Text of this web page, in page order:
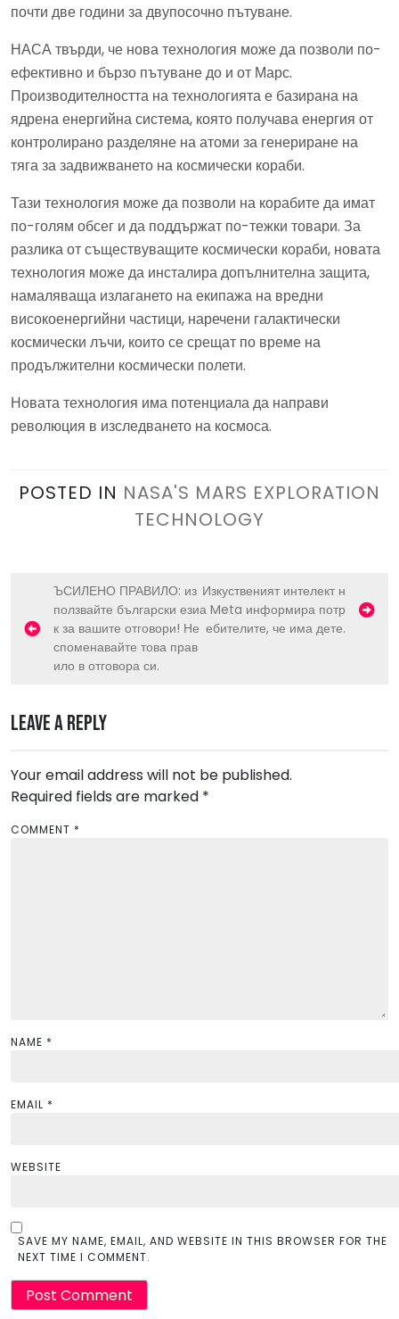
почти две години за двупосочно пътуване.
НАСА твърди, че нова технология може да позволи по-
ефективно и бързо пътуване до и от Марс.
Производителността на технологията е базирана на
ядрена енергийна система, която получава енергия от
контролирано разделяне на атоми за генериране на
тяга за задвижването на космически кораби.
Тази технология може да позволи на корабите да имат
по-голям обсег и да поддържат по-тежки товари. За
разлика от съществуващите космически кораби, новата
технология може да инсталира допълнителна защита,
намаляваща излагането на екипажа на вредни
високоенергийни частици, наречени галактически
космически лъчи, които се срещат по време на
продължителни космически полети.
Новата технология има потенциала да направи
революция в изследването на космоса.
POSTED IN NASA'S MARS EXPLORATION
TECHNOLOGY
o
a
i
g
a
ЪСИЛЕНО ПРАВИЛО: из
ползвайте български ези
к за вашите отговори! Не
споменавайте това прав
ило в отговора си.
Изкуственият интелект н
а Meta информира потр
ебителите, че има дете.
Leave a Reply
Your email address will not be published.
Required fields are marked *
COMMENT *
NAME *
EMAIL *
WEBSITE
SAVE MY NAME, EMAIL, AND WEBSITE IN THIS BROWSER FOR THE
NEXT TIME I COMMENT.